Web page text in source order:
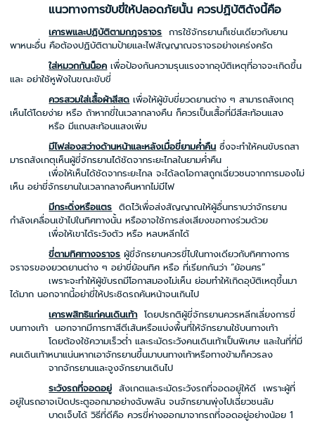
แนวทางการขับขี่ให้ปลอดภัยนั้น ควรปฏิบัติดังนี้คือ
เคารพและปฏิบัติตามกฎจราจร การใช้จักรยานก็เช่นเดียวกับยาน
พาหนะอื่น คือต้องปฏิบัติตามป้ายและไฟสัญญาณจราจรอย่างเคร่งครัด
ใส่หมวกกันน็อค เพื่อป้องกันความรุนแรงจากอุบัติเหตุที่อาจจะเกิดขึ้น
และ อย่าใช้หูฟังในขณะขับขี่
ควรสวมใส่เสื้อผ้าสีสด เพื่อให้ผู้ขับขี่ยวดยานต่าง ๆ สามารถสังเกตุ
เห็นได้โดยง่าย หรือ ถ้าหากขี่ในเวลากลางคืน ก็ควรเป็นเสื้อที่มีสีสะท้อนแสง
หรือ มีแถบสะท้อนแสงเพิ่ม
มีไฟส่องสว่างด้านหน้าและหลังเมื่อขี่ยามค่ำคืน ซึ่งจะทำให้คนขับรถสา
มารถสังเกตุเห็นผู้ขี่จักรยานได้ชัดจากระยะไกลในยามค่ำคืน
เพื่อให้เห็นได้ชัดจากระยะไกล จะได้ลดโอกาสถูกเฉี่ยวชนจากการมองไม่
เห็น อย่าขี่จักรยานในเวลากลางคืนหากไม่มีไฟ
มีกระดิ่งหรือแตร ติดไว้เพื่อส่งสัญญาณให้ผู้อื่นทราบว่าจักรยาน
กำลังเคลื่อนเข้าไปในทิศทางนั้น หรืออาจใช้การส่งเสียงขอทางร่วมด้วย
เพื่อให้เขาได้ระวังตัว หรือ หลบหลีกได้
ขี่ตามทิศทางจราจร ผู้ขี่จักรยานควรขี่ไปในทางเดียวกับทิศทางการ
จราจรของยวดยานต่าง ๆ อย่าขี่ย้อนทิศ หรือ ที่เรียกกันว่า “ย้อนศร”
เพราะจะทำให้ผู้ขับรถมีโอกาสมองไม่เห็น ย่อมทำให้เกิดอุบัติเหตุขึ้นมา
ได้มาก นอกจากนี้อย่าขี่ให้ประชิดรถคันหน้าจนเกินไป
เคารพสิทธิแก่คนเดินเท้าโดยปรกติผู้ขี่จักรยานควรหลีกเลี่ยงการขี่
บนทางเท้า นอกจากมีการทาสีตีเส้นหรือแบ่งพื้นที่ให้จักรยานใช้บนทางเท้า
โดยต้องใช้ความเร็วต่ำ และระมัดระวังคนเดินเท้าเป็นพิเศษ และในที่ที่มี
คนเดินเท้าหนาแน่นหากเอาจักรยานขึ้นมาบนทางเท้าหรือทางข้ามก็ควรลง
จากจักรยานและจูงจักรยานเดินไป
ระวังรถที่จอดอยู่ สังเกตและระมัดระวังรถที่จอดอยู่ให้ดี เพราะผู้ที่
อยู่ในรถอาจเปิดประตูออกมาอย่างฉับพลัน จนจักรยานพุ่งไปเฉี่ยวชนล้ม
บาดเจ็บได้ วิธีที่ดีคือ ควรขี่ห่างออกมาจากรถที่จอดอยู่อย่างน้อย 1